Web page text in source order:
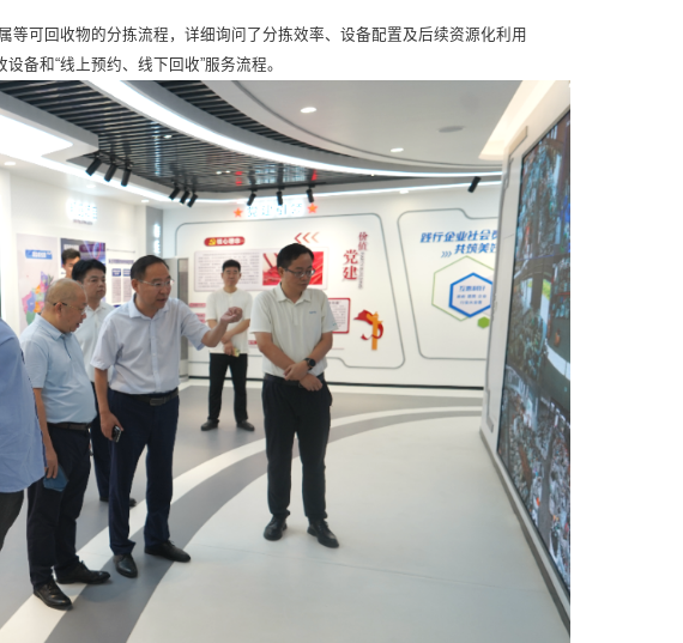
可回收物的分拣流程，详细询问了分拣效率、设备配置及后续资源化利用
备和“线上预约、线下回收”服务流程。